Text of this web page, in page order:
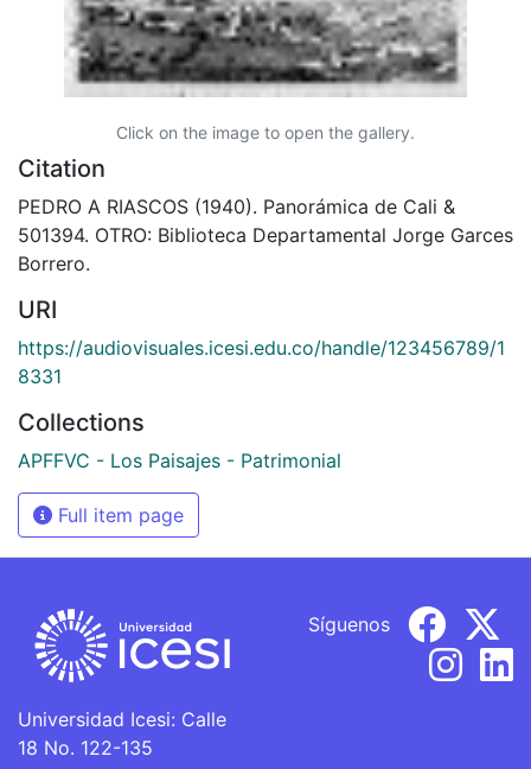
Click on the image to open the gallery.
Citation
PEDRO A RIASCOS (1940). Panorámica de Cali &
501394. OTRO: Biblioteca Departamental Jorge Garces
Borrero.
URI
https://audiovisuales.icesi.edu.co/handle/123456789/1
8331
Collections
APFFVC - Los Paisajes - Patrimonial
Full item page
Universidad Icesi: Calle
18 No. 122-135
Síguenos